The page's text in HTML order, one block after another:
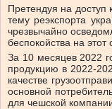
Претендуя на доступ
тему реэкспорта
чрезвычайно
беспокойства на этот
За 10 месяцев 2022
продукцию в 2022-
качестве
основной
для чешской